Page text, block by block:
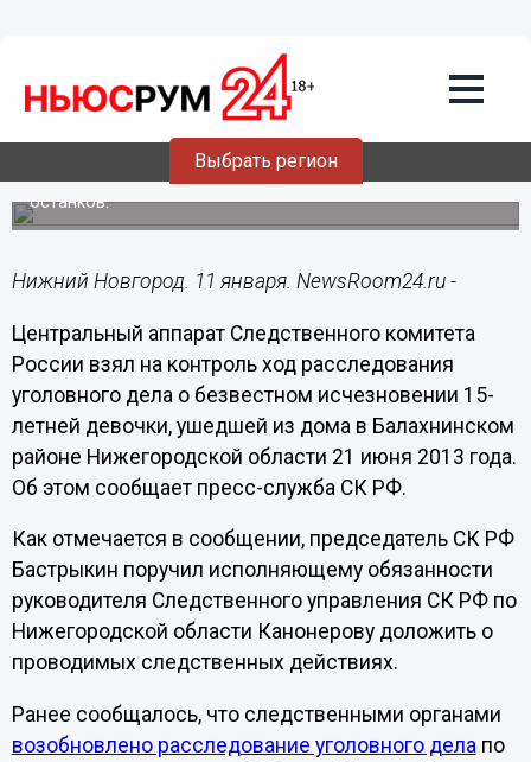
Выбрать регион
СК РФ взял на контроль
расследование исчезновения 15-
летней девочки в Балахне
Расследование возобновлено после обнаружения
останков.
Нижний Новгород. 11 января. NewsRoom24.ru -
Центральный аппарат Следственного комитета
России взял на контроль ход расследования
уголовного дела о безвестном исчезновении 15-
летней девочки, ушедшей из дома в Балахнинском
районе Нижегородской области 21 июня 2013 года.
Об этом сообщает пресс-служба СК РФ.
Как отмечается в сообщении, председатель СК РФ
Бастрыкин поручил исполняющему обязанности
руководителя Следственного управления СК РФ по
Нижегородской области Канонерову доложить о
проводимых следственных действиях.
Ранее сообщалось, что следственными органами
возобновлено расследование уголовного дела по